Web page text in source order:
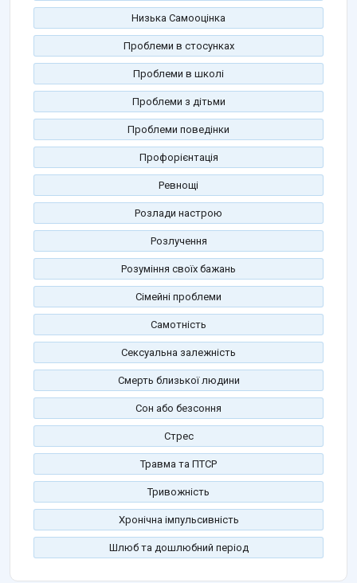
Низька Самооцінка
Проблеми в стосунках
Проблеми в школі
Проблеми з дітьми
Проблеми поведінки
Профорієнтація
Ревнощі
Розлади настрою
Розлучення
Розуміння своїх бажань
Сімейні проблеми
Самотність
Сексуальна залежність
Смерть близької людини
Сон або безсоння
Стрес
Травма та ПТСР
Тривожність
Хронічна імпульсивність
Шлюб та дошлюбний період